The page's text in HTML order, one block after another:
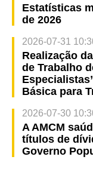
Estatísticas
de 2026
2026-07-31
Realização
de Trabalho
Básica para
2026-07-30
A AMCM
títulos de
Governo